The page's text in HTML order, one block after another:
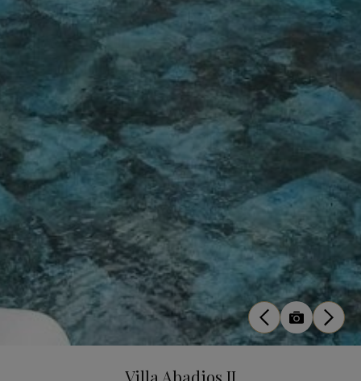
Villa Abadios II